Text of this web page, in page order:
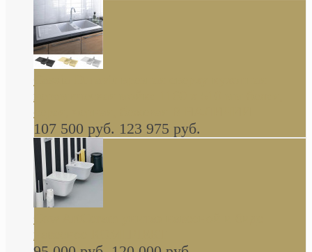
керамическая мойка 1160 x 510 мм белая,
серая, черная, бежевая В НАЛИЧИИ
107 500 руб. 123 975 руб.
навесное КОМПЛЕКТ